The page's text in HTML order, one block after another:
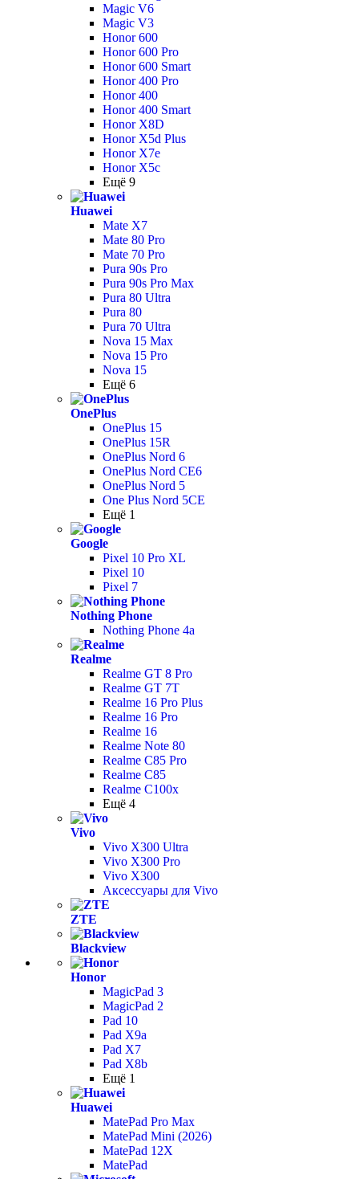
Magic V6
Magic V3
Honor 600
Honor 600 Pro
Honor 600 Smart
Honor 400 Pro
Honor 400
Honor 400 Smart
Honor X8D
Honor X5d Plus
Honor X7e
Honor X5c
Ещё 9
Huawei
Mate X7
Mate 80 Pro
Mate 70 Pro
Pura 90s Pro
Pura 90s Pro Max
Pura 80 Ultra
Pura 80
Pura 70 Ultra
Nova 15 Max
Nova 15 Pro
Nova 15
Ещё 6
OnePlus
OnePlus 15
OnePlus 15R
OnePlus Nord 6
OnePlus Nord CE6
OnePlus Nord 5
One Plus Nord 5CE
Ещё 1
Google
Pixel 10 Pro XL
Pixel 10
Pixel 7
Nothing Phone
Nothing Phone 4a
Realme
Realme GT 8 Pro
Realme GT 7T
Realme 16 Pro Plus
Realme 16 Pro
Realme 16
Realme Note 80
Realme C85 Pro
Realme C85
Realme C100x
Ещё 4
Vivo
Vivo X300 Ultra
Vivo X300 Pro
Vivo X300
Аксессуары для Vivo
ZTE
Blackview
Honor
MagicPad 3
MagicPad 2
Pad 10
Pad X9a
Pad X7
Pad X8b
Ещё 1
Huawei
MatePad Pro Max
MatePad Mini (2026)
MatePad 12X
MatePad